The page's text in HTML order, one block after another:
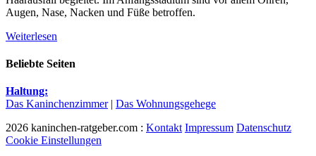
Augen, Nase, Nacken und Füße betroffen.
Weiterlesen
Beliebte Seiten
Haltung:
Das Kaninchenzimmer| Das Wohnungsgehege
2026 kaninchen-ratgeber.com : Kontakt Impressum Datenschutz
Cookie Einstellungen